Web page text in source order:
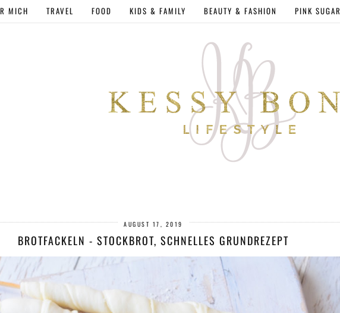
MICH TRAVEL FOOD KIDS & FAMILY BEAUTY & FASHION PINK SUGAR
AUGUST 17, 2019
BROTFACKELN - STOCKBROT, SCHNELLES GRUNDREZEPT